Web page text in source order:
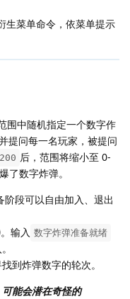
生菜单命令，依菜单提示
围中随机指定一个数字作
提问每一名玩家，被提问
后，范围将缩小至 0-
了数字炸弹。
阶段可以自由加入、退出
输入 数字炸弹准备就绪
到炸弹数字的轮次。
能会潜在奇怪的